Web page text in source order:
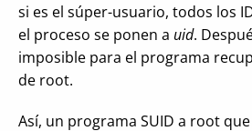
si es el súper-usuario, todos los
el proceso se ponen a uid.
imposible para el programa
de root.
Así, un programa SUID a root